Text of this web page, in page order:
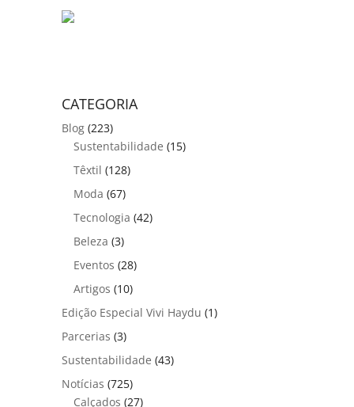
CATEGORIA
Blog (223)
Sustentabilidade (15)
Têxtil (128)
Moda (67)
Tecnologia (42)
Beleza (3)
Eventos (28)
Artigos (10)
Edição Especial Vivi Haydu (1)
Parcerias (3)
Sustentabilidade (43)
Notícias (725)
Calçados (27)